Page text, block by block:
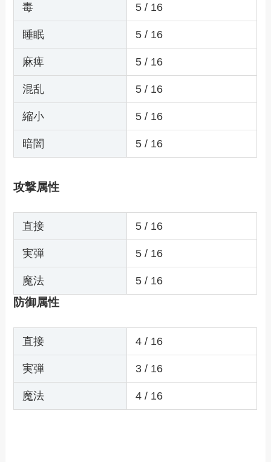
毒 5 / 16
睡眠 5 / 16
麻痺 5 / 16
混乱 5 / 16
縮小 5 / 16
暗闇 5 / 16
攻撃属性
直接 5 / 16
実弾 5 / 16
魔法 5 / 16
防御属性
直接 4 / 16
実弾 3 / 16
魔法 4 / 16